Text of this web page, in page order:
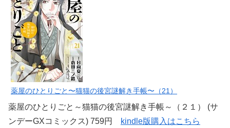
薬屋のひとりごと〜猫猫の後宮謎解き手帳〜（21）
薬屋のひとりごと～猫猫の後宮謎解き手帳～（２１） (サ
ンデーGXコミックス) 759円
kindle版購入はこちら